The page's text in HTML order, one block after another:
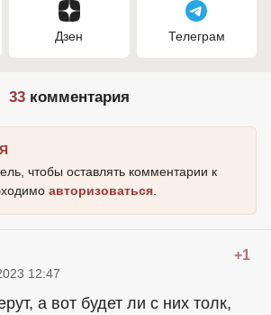
Дзен Телеграм
33 комментария
чтобы оставлять комментарии к
авторизоваться
+1
12:47
а вот будет ли с них толк,